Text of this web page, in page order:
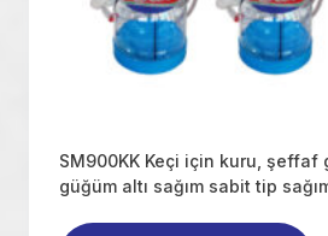
SM900KK Keçi için kuru, şeffaf
güğüm altı sağım sabit tip